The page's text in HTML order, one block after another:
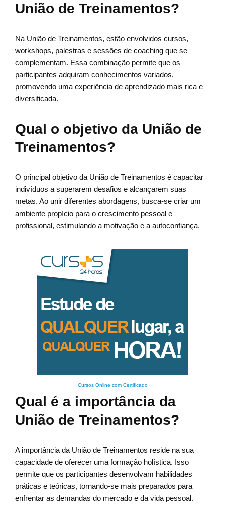
União de Treinamentos?
Na União de Treinamentos, estão envolvidos cursos,
workshops, palestras e sessões de coaching que se
complementam. Essa combinação permite que os
participantes adquiram conhecimentos variados,
promovendo uma experiência de aprendizado mais rica e
diversificada.
Qual o objetivo da União de
Treinamentos?
O principal objetivo da União de Treinamentos é capacitar
indivíduos a superarem desafios e alcançarem suas
metas. Ao unir diferentes abordagens, busca-se criar um
ambiente propício para o crescimento pessoal e
profissional, estimulando a motivação e a autoconfiança.
Cursos Online com Certificado
Qual é a importância da
União de Treinamentos?
A importância da União de Treinamentos reside na sua
capacidade de oferecer uma formação holística. Isso
permite que os participantes desenvolvam habilidades
práticas e teóricas, tornando-se mais preparados para
enfrentar as demandas do mercado e da vida pessoal.